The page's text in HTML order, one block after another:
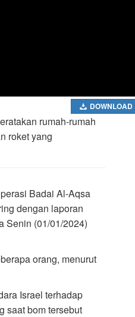
DOWNLOAD
rumah-rumah
roket yang
Badai Al-Aqsa
dengan laporan
Senin (01/01/2024)
orang, menurut
Israel terhadap
saat bom tersebut